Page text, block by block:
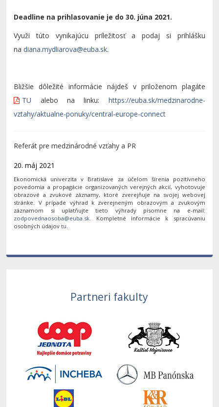
Deadline na prihlasovanie je do 30. júna 2021.
Využi túto vynikajúcu príležitosť a podaj si prihlášku
na
.
Bližšie dôležité informácie nájdeš v priloženom plagáte
TU alebo na linku: https://euba.sk/medzinarodne-
vztahy/aktualne-ponuky/central-europe-connect
Referát pre medzinárodné vzťahy a PR
20. máj 2021
Ekonomická univerzita v Bratislave za účelom šírenia pozitívneho
povedomia a propagácie organizovaných verejných akcií, vyhotovuje
obrazové a zvukové záznamy, ktoré zverejňuje na svojej webovej
stránke. V prípade výhrad k zverejneným obrazovým a zvukovým
záznamom si uplatňujte tieto výhrady písomne na e-mail:
. Kompletné informácie k spracúvaniu
osobných údajovtu
Partneri fakulty